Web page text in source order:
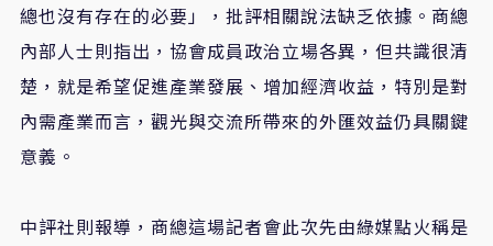
總也沒有存在的必要」，批評相關說法缺乏依據。商總
內部人士則指出，協會成員政治立場各異，但共識很清
楚，就是希望促進產業發展、增加經濟收益，特別是對
內需產業而言，觀光與交流所帶來的外匯效益仍具關鍵
意義。
中評社則報導，商總這場記者會此次先由綠媒點火稱是